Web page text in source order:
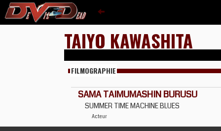
TAIYO KAWASHITA
FILMOGRAPHIE
SAMA TAIMUMASHIN BURUSU
SUMMER TIME MACHINE BLUES
Acteur